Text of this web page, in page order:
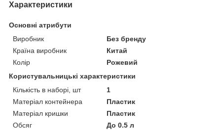
Характеристики
Основні атрибути
Виробник
Без бренду
Країна виробник
Китай
Колір
Рожевий
Користувальницькі характеристики
Кількість в наборі, шт
1
Матеріал контейнера
Пластик
Матеріал кришки
Пластик
Обсяг
До 0.5 л